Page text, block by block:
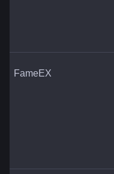
FameEX